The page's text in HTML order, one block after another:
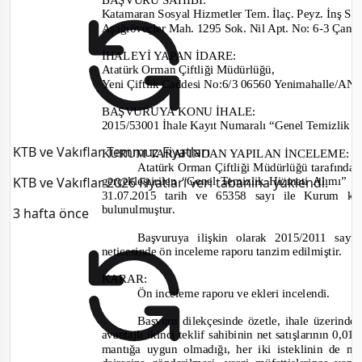
KTB ve Vakıflar Temmuz Fiyatları
KTB ve Vakıflar 2026 Fiyatları veri tabanına yüklendi.
3 hafta önce
Katamaran Sosyal Hizmetler Tem.İlaç.Peyz.İnş
Aşağıöveçler Mah. 1295 Sok. Nil Apt. No: 6-3
İHALEYİ YAPAN İDARE:
Atatürk Orman Çiftliği Müdürlüğü,
Yeni Çiftlik Caddesi No:6/3 06560 Yenimahalle/
BAŞVURUYA KONU İHALE:
2015/53001İhale Kayıt Numaralı “Genel Temizlik
KURUM TARAFINDAN YAPILAN İNCELEME:
Atatürk Orman Çiftliği Müdürlüğü
gerçekleştirilen “Genel Temizlik Hizmeti Alımı”
31.07.2015 tarih ve 65358 sayı ile Kurum
bulunulmuştur.
Başvuruya ilişkin olarak 2015/2011
neticesinde ön inceleme raporu tanzim edilmiştir.
KARAR:
Ön inceleme raporu ve ekleri incelendi
Başvuru dilekçesinde özetle, ihale
avantajlı ikinci teklif sahibinin net satışlarının
mantığa uygun olmadığı, her iki isteklinin de